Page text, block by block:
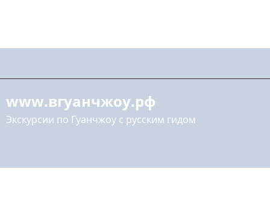
www.вгуанчжоу.рф
Экскурсии по Гуанчжоу с русским гидом